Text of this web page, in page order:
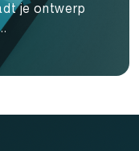
je ontwerp